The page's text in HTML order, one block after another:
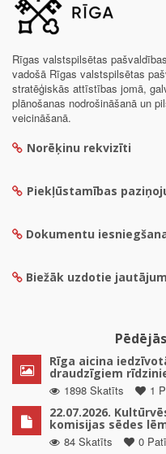
Rīgas valstspilsētas
vadošā Rīgas valstspilsētas
stratēģiskās attīstības jomā,
plānošanas nodrošināšanā un
veicināšanā.
Norēķinu rekvizīti
Piekļūstamības
Dokumentu
Biežāk uzdotie
Rīga aicina
draudzīgiem
1898 Skatīts
1
22.07.2026.
komisijas sēdes
84 Skatīts
0